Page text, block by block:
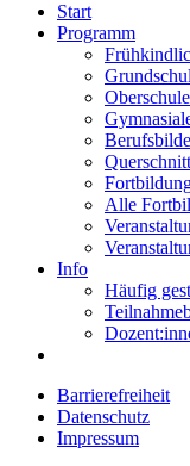
Start
Programm
Alle
Info
Häufig
Barrierefreiheit
Datenschutz
Impressum